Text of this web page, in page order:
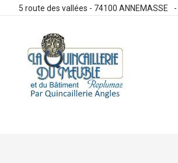
5 route des vallées - 74100 ANNEMASSE -